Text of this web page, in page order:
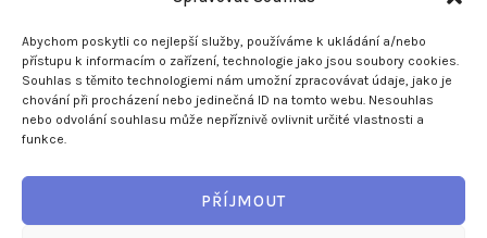
Abychom poskytli co nejlepší služby, používáme k ukládání a/nebo
přístupu k informacím o zařízení, technologie jako jsou soubory cookies.
Souhlas s těmito technologiemi nám umožní zpracovávat údaje, jako je
chování při procházení nebo jedinečná ID na tomto webu. Nesouhlas
nebo odvolání souhlasu může nepříznivě ovlivnit určité vlastnosti a
funkce.
PŘÍJMOUT
Informations de facturation
AITI Software s.r.o.
Numéro d’identification : 06295151
DPH : CZ06295151